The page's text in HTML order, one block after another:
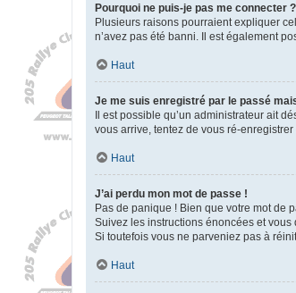
Pourquoi ne puis-je pas me connecter ?
Plusieurs raisons pourraient expliquer
n’avez pas été banni. Il est également
Haut
Je me suis enregistré par le passé
Il est possible qu’un administrateur ait
vous arrive, tentez de vous ré-
Haut
J’ai perdu mon mot de passe !
Pas de panique ! Bien que votre mot de
Suivez les instructions énoncées et
Si toutefois vous ne parveniez pas à
Haut